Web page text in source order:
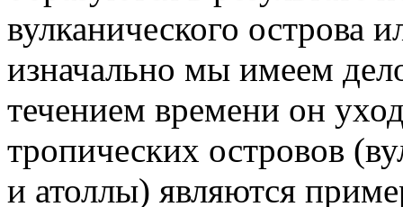
вулканического острова
изначально мы имеем
течением времени он
тропических островов
и атоллы) являются